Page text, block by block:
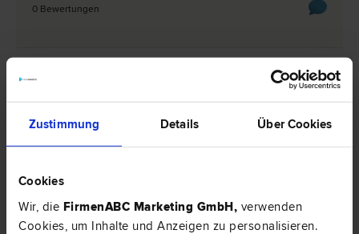
Zustimmung Details Über Cookies
Cookies
Wir, die FirmenABC Marketing GmbH, verwenden
Cookies, um Inhalte und Anzeigen zu personalisieren.
0 Bewertungen
Rechtsnews & Expertentipps zum Thema
EXPERTENTIPP